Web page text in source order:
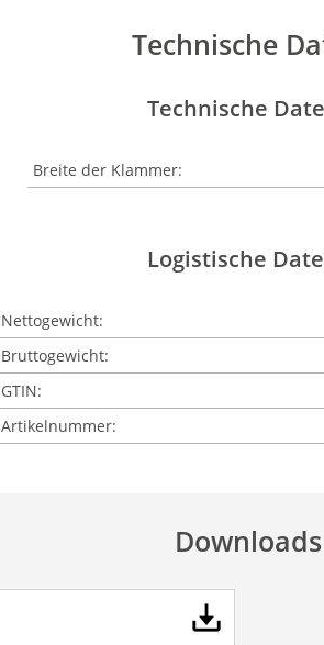
Technische
Technische
Breite der Klammer:
Logistische
Nettogewicht:
Bruttogewicht:
GTIN:
Artikelnummer:
Downloads